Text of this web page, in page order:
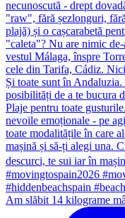
Am slăbit 14 kilograme